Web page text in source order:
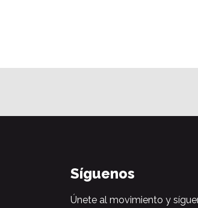
Síguenos
Únete al movimiento y